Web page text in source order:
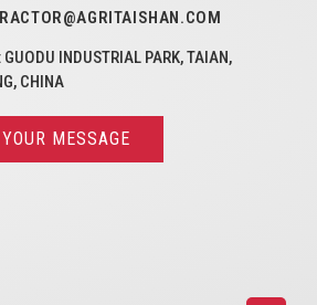
GUODU INDUSTRIAL PARK, TAIAN,
CHINA
MESSAGE